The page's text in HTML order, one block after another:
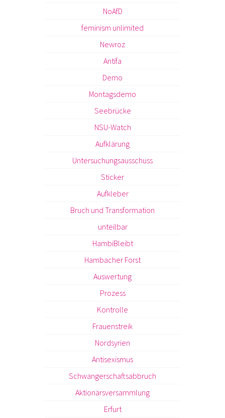
NoAfD
feminism unlimited
Newroz
Antifa
Demo
Montagsdemo
Seebrücke
NSU-Watch
Aufklärung
Untersuchungsausschuss
Sticker
Aufkleber
Bruch und Transformation
unteilbar
HambiBleibt
Hambacher Forst
Auswertung
Prozess
Kontrolle
Frauenstreik
Nordsyrien
Antisexismus
Schwangerschaftsabbruch
Aktionärsversammlung
Erfurt